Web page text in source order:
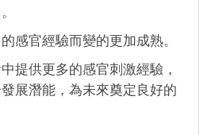
感官經驗而變的更加成熟。
提供更多的感官刺激經驗，
展潛能，為未來奠定良好的